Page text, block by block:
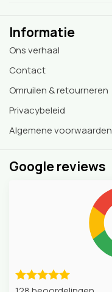
Informatie
Ons verhaal
Contact
Omruilen & retourneren
Privacybeleid
Algemene voorwaarden
Google reviews